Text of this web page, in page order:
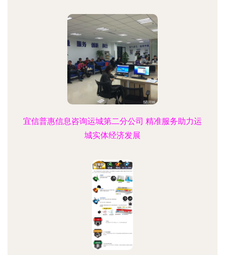
宜信普惠信息咨询运城第二分公司 精准服务助力运
城实体经济发展